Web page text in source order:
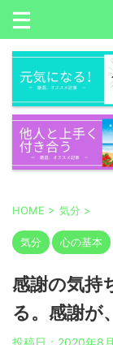
HOME > 気分 >
気分 心の基本
感謝の気持
る。感謝が
投稿日：2020年8